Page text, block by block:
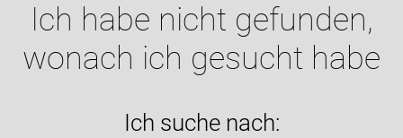
Ich habe nicht gefunden,
wonach ich gesucht habe
Ich suche nach: